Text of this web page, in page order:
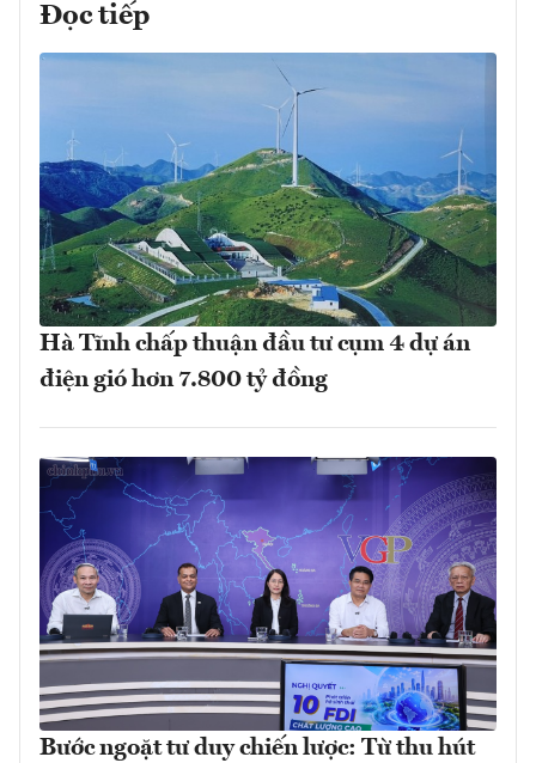
Đọc tiếp
Hà Tĩnh chấp thuận đầu tư cụm 4 dự án
điện gió hơn 7.800 tỷ đồng
Bước ngoặt tư duy chiến lược: Từ thu hút